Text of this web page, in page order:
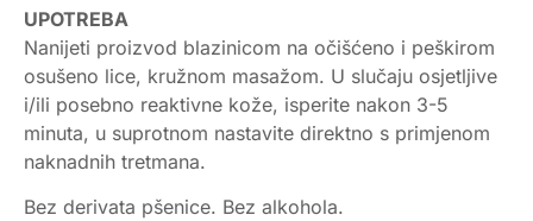
UPOTREBA
Nanijeti proizvod blazinicom na očišćeno i peškirom
osušeno lice, kružnom masažom. U slučaju osjetljive
i/ili posebno reaktivne kože, isperite nakon 3-5
minuta, u suprotnom nastavite direktno s primjenom
naknadnih tretmana.
Bez derivata pšenice. Bez alkohola.